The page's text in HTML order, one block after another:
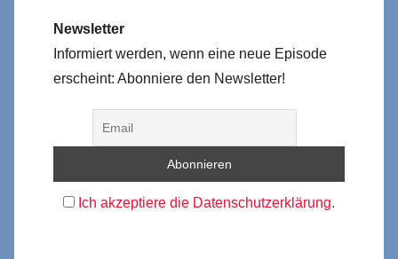
Newsletter
Informiert werden, wenn eine neue Episode
erscheint: Abonniere den Newsletter!
Ich akzeptiere die Datenschutzerklärung.